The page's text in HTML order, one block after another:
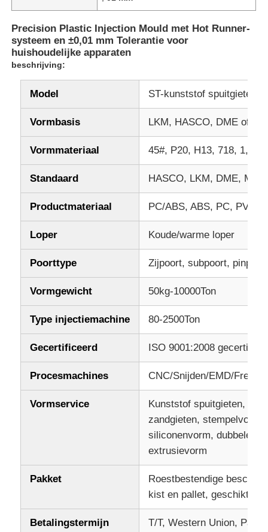
Over ons
Fabrieksreis
Kwaliteitscontrole
Contacteer ons
Vraag een offerte aan
Auto -onderdelen schimmel
Kunststof auto-onderdelen mal
dubbel het geschotene injectie vormen
Het multiholteinjectie Vormen
Elektronikainjectie het Vormen
Hoogtemperatuurinspuiting
Precision Plastic Injection Mould met Hot Runner-
systeem en ±0,01 mm Tolerantie voor
huishoudelijke apparaten
beschrijving:
Model ST-kunststof spuitgieten
Vormbasis LKM, HASCO, DME of
Vormmateriaal 45#, P20, H13, 718,
Standaard HASCO, LKM, DME,
Productmateriaal PC/ABS, ABS, PC, PVC,
Loper Koude/warme loper
Poorttype Zijpoort, subpoort,
Vormgewicht 50kg-10000Ton
Type injectiemachine 80-2500Ton
Gecertificeerd ISO 9001:2008
Procesmachines CNC/Snijden/EMD/
Vormservice
Kunststof spuitgieten,
zandgieten, stempelvorm,
siliconenvorm, dubbele
extrusievorm
Pakket
Roestbestendige
kist en pallet, geschikt
Betalingstermijn T/T, Western Union,